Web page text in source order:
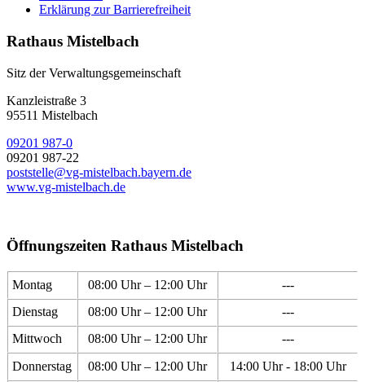
Erklärung zur Barrierefreiheit
Rathaus Mistelbach
Sitz der Verwaltungsgemeinschaft
Kanzleistraße 3
95511 Mistelbach
09201 987-0
09201 987-22
poststelle@vg-mistelbach.bayern.de
www.vg-mistelbach.de
Öffnungszeiten Rathaus Mistelbach
Montag 08:00 Uhr – 12:00 Uhr
---
Dienstag
08:00 Uhr – 12:00 Uhr
---
Mittwoch
08:00 Uhr – 12:00 Uhr
---
Donnerstag
08:00 Uhr – 12:00 Uhr
14:00 Uhr - 18:00 Uhr